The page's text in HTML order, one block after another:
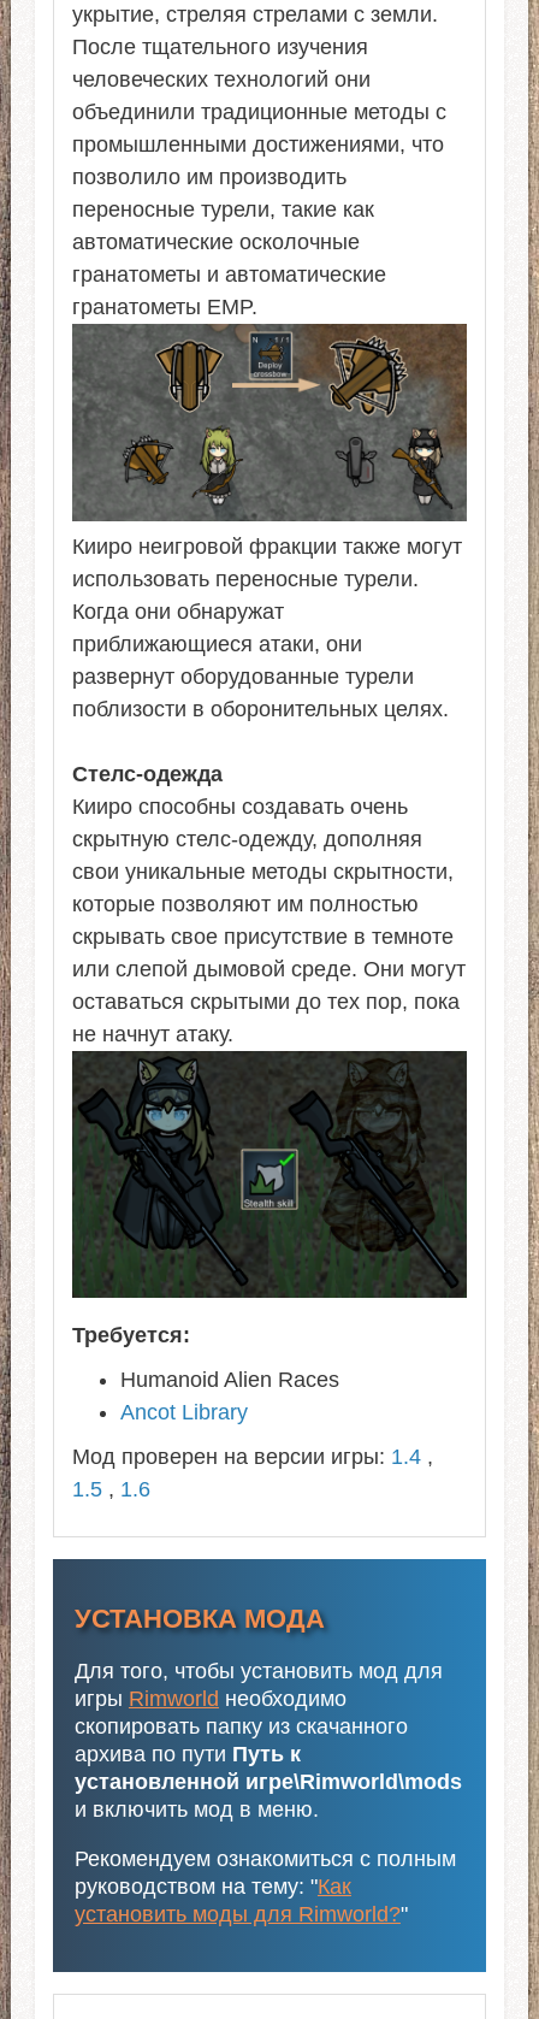
укрытие, стреляя стрелами с земли.
После тщательного изучения
человеческих технологий они
объединили традиционные методы с
промышленными достижениями, что
позволило им производить
переносные турели, такие как
автоматические осколочные
гранатометы и автоматические
гранатометы EMP.
Кииро неигровой фракции также могут
использовать переносные турели.
Когда они обнаружат
приближающиеся атаки, они
развернут оборудованные турели
поблизости в оборонительных целях.
Стелс-одежда
Кииро способны создавать очень
скрытную стелс-одежду, дополняя
свои уникальные методы скрытности,
которые позволяют им полностью
скрывать свое присутствие в темноте
или слепой дымовой среде. Они могут
оставаться скрытыми до тех пор, пока
не начнут атаку.
Требуется:
Humanoid Alien Races
Ancot Library
Мод проверен на версии игры: 1.4,
1.5, 1.6
УСТАНОВКА МОДА
Для того, чтобы установить мод для
игры Rimworld необходимо
скопировать папку из скачанного
архива по пути Путь к
установленной игре\Rimworld\mods
и включить мод в меню.
Рекомендуем ознакомиться с полным
руководством на тему: "Как
установить моды для Rimworld?"